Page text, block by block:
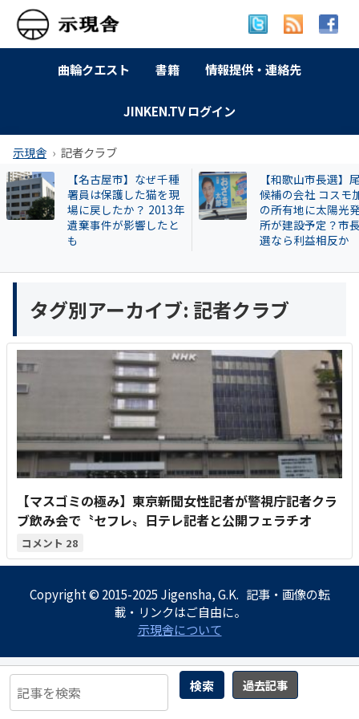
曲輪クエスト 書籍 情報提供・連絡先
JINKEN.TV ログイン
示現舎 記者クラブ
【名古屋市】なぜ千種
署員は保護した猫を現
場に戻したか？ 2013年
遺棄事件が影響したと
も
【和歌山市長選】
候補の会社 コスモ
の所有地に太陽光
所が建設予定？市
選なら利益相反か
検索 過去記事
タグ別アーカイブ: 記者クラブ
【マスゴミの極み】東京新聞女性記者が警視庁記者クラ
ブ飲み会で〝セフレ〟日テレ記者と公開フェラチオ
28
Copyright © 2015-2025 Jigensha, G.K. 記事・画像の転
載・リンクはご自由に。
示現舎について